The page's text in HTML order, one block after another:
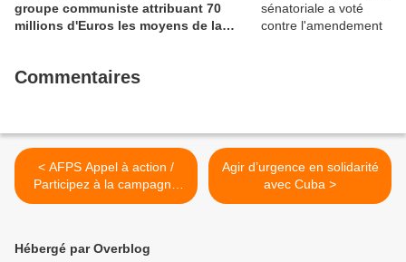
groupe communiste attribuant 70
millions d'Euros les moyens de la
Commentaires
< AFPS Appel à action /
Participez à la campagne
pour la libération du
Agir d’urgence en solidarité
avec Cuba >
Hébergé par Overblog